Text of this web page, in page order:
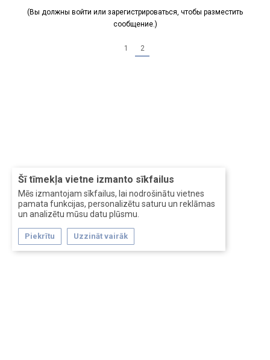
Šī tīmekļa vietne izmanto sīkfailus
Mēs izmantojam sīkfailus, lai nodrošinātu vietnes
pamata funkcijas, personalizētu saturu un reklāmas
un analizētu mūsu datu plūsmu.
Piekrītu Uzzināt vairāk
(Вы должны войти или зарегистрироваться, чтобы разместить
сообщение.)
1 2